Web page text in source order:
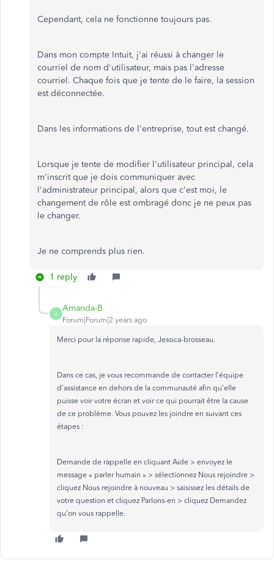
Cependant, cela ne fonctionne toujours pas.
Dans mon compte Intuit, j'ai réussi à changer le
courriel de nom d'utilisateur, mais pas l'adresse
courriel. Chaque fois que je tente de le faire, la session
est déconnectée.
Dans les informations de l'entreprise, tout est changé.
Lorsque je tente de modifier l'utilisateur principal, cela
m'inscrit que je dois communiquer avec
l'administrateur principal, alors que c'est moi, le
changement de rôle est ombragé donc je ne peux pas
le changer.
Je ne comprends plus rien.
1 reply
A
Amanda-B
Forum|Forum|2 years ago
Merci pour la réponse rapide, Jessica-brosseau.
Dans ce cas, je vous recommande de contacter l’équipe
d’assistance en dehors de la communauté afin qu’elle
puisse voir votre écran et voir ce qui pourrait être la cause
de ce problème. Vous pouvez les joindre en suivant ces
étapes :
Demande de rappelle en cliquant Aide > envoyez le
message « parler humain » > sélectionnez Nous rejoindre >
cliquez Nous rejoindre à nouveau > saisissez les détails de
votre question et cliquez Parlons-en > cliquez Demandez
qu'on vous rappelle.